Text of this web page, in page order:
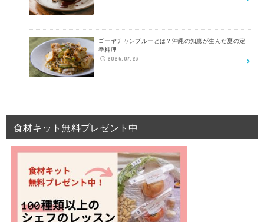
ゴーヤチャンプルーとは？沖縄の知恵が生んだ夏の定
番料理
2026.07.23
食材キット無料プレゼント中